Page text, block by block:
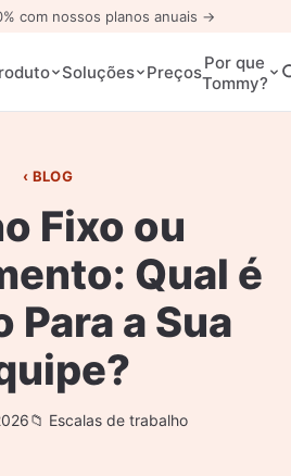
com nossos planos anuais →
Soluções PreçosPor que
Tommy?
BLOG
Fixo ou
Qual é
Para a Sua
Escalas de trabalho